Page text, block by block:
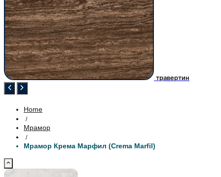
травертин
Home
/
Мрамор
/
Мрамор Крема Марфил (Crema Marfil)